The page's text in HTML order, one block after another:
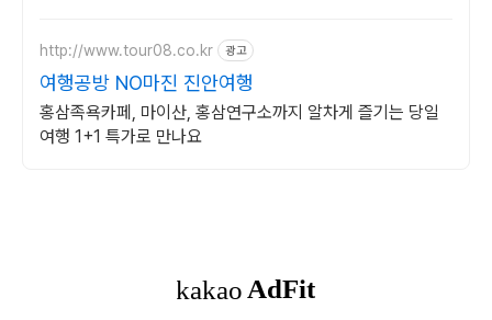
http://www.tour08.co.kr 광고
여행공방 NO마진 진안여행
홍삼족욕카페, 마이산, 홍삼연구소까지 알차게 즐기는 당일
여행 1+1 특가로 만나요